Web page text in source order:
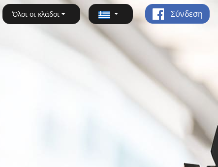
Όλοι οι κλάδοι Σύνδεση